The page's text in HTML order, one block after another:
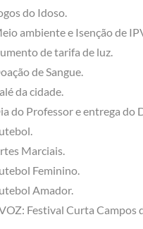
do Idoso.
ambiente e Isenção de
de tarifa de luz.
de Sangue.
da cidade.
do Professor e entrega do
Marciais.
Feminino.
Amador.
Festival Curta Campos